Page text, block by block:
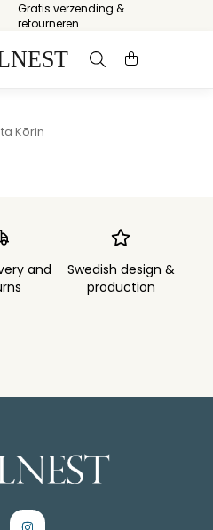
Gratis verzending &
retourneren
Kōrin
and
Swedish design &
production